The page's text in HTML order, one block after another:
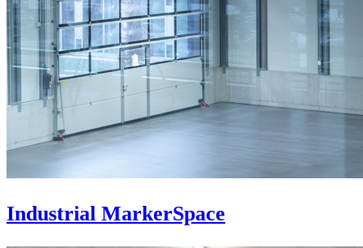
Industrial MarkerSpace